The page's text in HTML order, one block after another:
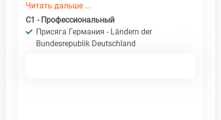
Читать дальше ...
C1 - Профессиональный
Присяга Германия - Ländern der
Bundesrepublik Deutschland